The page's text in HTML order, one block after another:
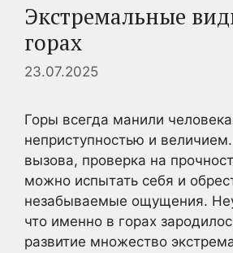
Экстремальные
горах
23.07.2025
Горы всегда манили
неприступностью и
вызова, проверка на
можно испытать себя и
незабываемые ощущения.
что именно в горах
развитие множество